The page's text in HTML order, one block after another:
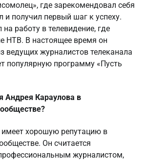
где зарекомендовал себя
и получил первый шаг к успеху.
работу в телевидение, где
НТВ. В настоящее время он
ведущих журналистов телеканала
популярную программу «Пусть
Андрея Караулова в
хорошую репутацию в
Он считается
журналистом,